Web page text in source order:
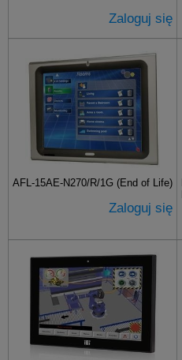
Zaloguj się
AFL-15AE-N270/R/1G (End of Life)
Zaloguj się